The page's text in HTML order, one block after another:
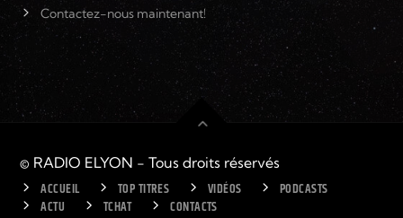
Contactez-nous maintenant!
© RADIO ELYON - Tous droits réservés
ACCUEIL TOP TITRES VIDÉOS
PODCASTS
ACTU
TCHAT CONTACTS